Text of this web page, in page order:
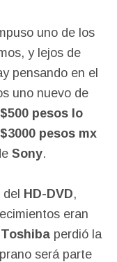
uno de los
y lejos de
pensando en el
uno nuevo de
$500 pesos lo
$3000 pesos mx
Sony.
del HD-DVD,
eran
Toshiba perdió la
será parte